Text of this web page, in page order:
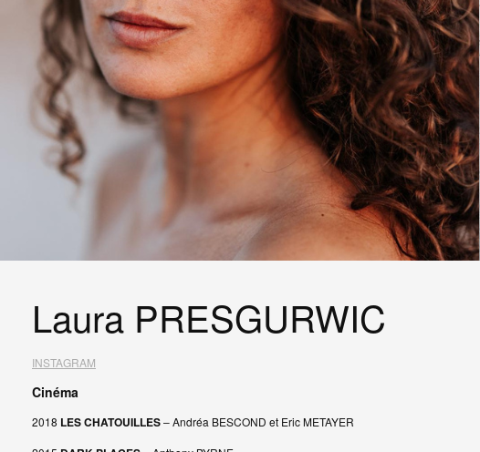
Laura PRESGURWIC
INSTAGRAM
Cinéma
2018 LES CHATOUILLES– Andréa BESCOND et Eric METAYER